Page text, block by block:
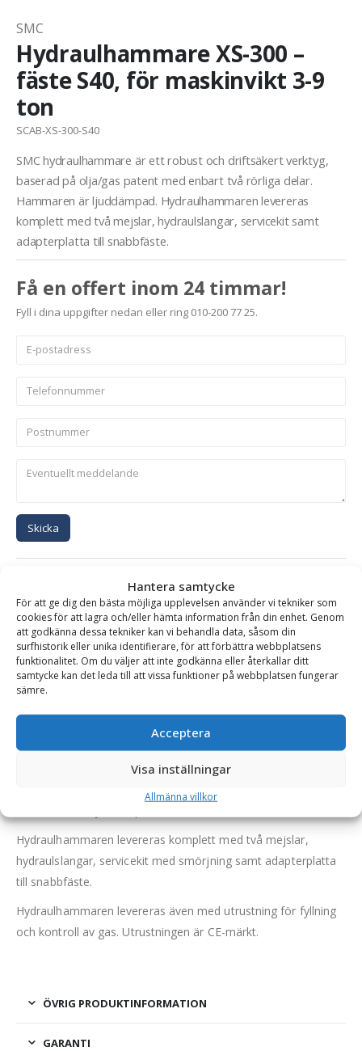
Hantera samtycke
För att ge dig den bästa möjliga upplevelsen använder vi tekniker som
cookies för att lagra och/eller hämta information från din enhet. Genom
att godkänna dessa tekniker kan vi behandla data, såsom din
surfhistorik eller unika identifierare, för att förbättra webbplatsens
funktionalitet. Om du väljer att inte godkänna eller återkallar ditt
samtycke kan det leda till att vissa funktioner på webbplatsen fungerar
sämre.
Acceptera
Visa inställningar
Allmänna villkor
SMC
Hydraulhammare XS-300 –
fäste S40, för maskinvikt 3-9
ton
SCAB-XS-300-S40
SMC hydraulhammare är ett robust och driftsäkert verktyg,
baserad på olja/gas patent med enbart två rörliga delar.
Hammaren är ljuddämpad. Hydraulhammaren levereras
komplett med två mejslar, hydraulslangar, servicekit samt
adapterplatta till snabbfäste.
Få en offert inom 24 timmar!
Fyll i dina uppgifter nedan eller ring 010-200 77 25.
Skicka
Hydraulhammare
BESKRIVNING
Hydraulhammare XS-300 – fäste S40, för maskinvikt 3-9
SMC hydraulhammare är ett robust och driftsäkert verktyg,
baserad på olja/gas patent med enbart två rörliga delar.
Hydraulhammaren levereras komplett med två mejslar,
hydraulslangar, servicekit med smörjning samt adapterplatta
till snabbfäste.
Hydraulhammaren levereras även med utrustning för fyllning
och kontroll av gas. Utrustningen är CE-märkt.
ÖVRIG PRODUKTINFORMATION
GARANTI